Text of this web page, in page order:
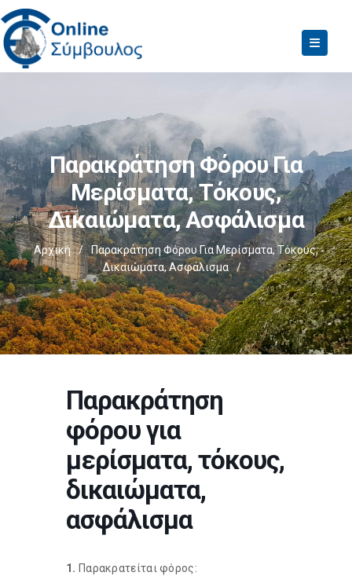
Παρακράτηση Φόρου Για
Μερίσματα, Τόκους,
Δικαιώματα, Ασφάλισμα
Αρχική /
Παρακράτηση Φόρου Για Μερίσματα, Τόκους,
Δικαιώματα, Ασφάλισμα
/
Παρακράτηση
φόρου για
μερίσματα, τόκους,
δικαιώματα,
ασφάλισμα
1. Παρακρατείται φόρος: